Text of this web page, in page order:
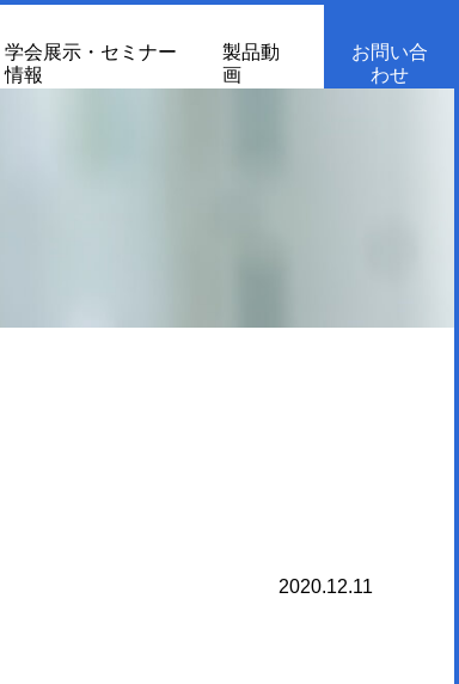
学会展示・セミナー
情報
製品動
画
お問い合
わせ
2020.12.11